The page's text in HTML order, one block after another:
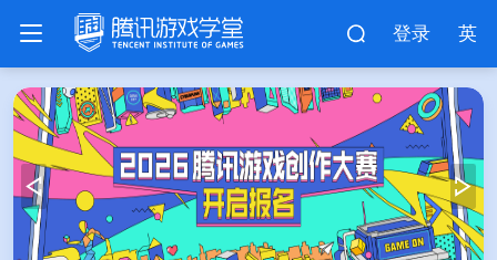
登录 英